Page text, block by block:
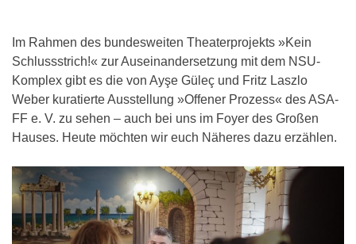
Im Rahmen des bundesweiten Theaterprojekts »Kein
Schlussstrich!« zur Auseinandersetzung mit dem NSU-
Komplex gibt es die von Ayşe Güleç und Fritz Laszlo
Weber kuratierte Ausstellung »Offener Prozess« des ASA-
FF e. V. zu sehen – auch bei uns im Foyer des Großen
Hauses. Heute möchten wir euch Näheres dazu erzählen.